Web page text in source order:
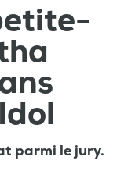
parmi le jury.